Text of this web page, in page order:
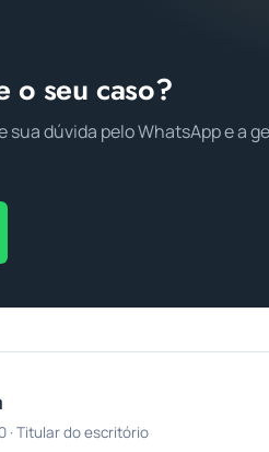
o seu caso?
dúvida pelo WhatsApp e a
· Titular do escritório